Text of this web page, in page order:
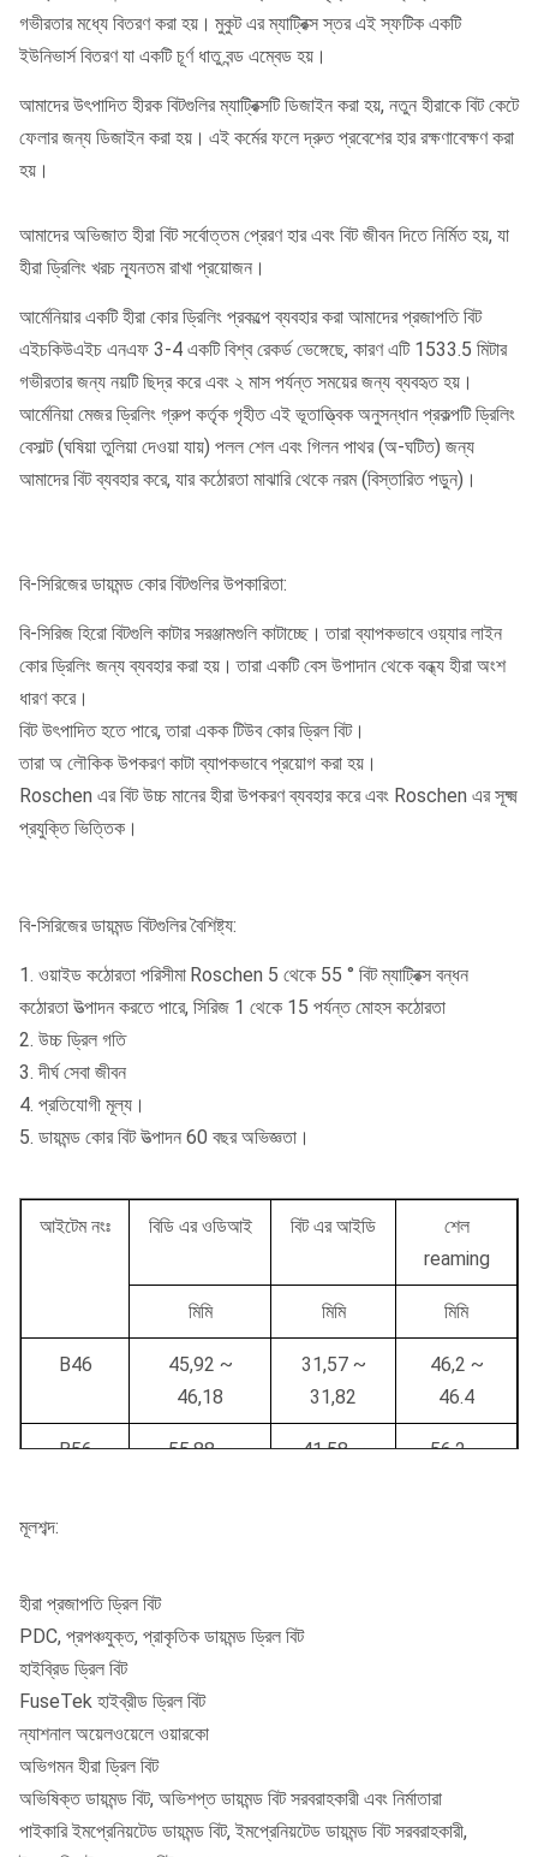
গভীরতার মধ্যে বিতরণ করা হয়। মুকুট এর ম্যাট্রিক্স স্তর এই স্ফটিক একটি
ইউনিভার্স বিতরণ যা একটি চূর্ণ ধাতু বন্ড এম্বেড হয়।
আমাদের উৎপাদিত হীরক বিটগুলির ম্যাট্রিক্সটি ডিজাইন করা হয়, নতুন হীরাকে বিট কেটে
ফেলার জন্য ডিজাইন করা হয়। এই কর্মের ফলে দ্রুত প্রবেশের হার রক্ষণাবেক্ষণ করা
হয়।
আমাদের অভিজাত হীরা বিট সর্বোত্তম প্রেরণ হার এবং বিট জীবন দিতে নির্মিত হয়, যা
হীরা ড্রিলিং খরচ ন্যূনতম রাখা প্রয়োজন।
আর্মেনিয়ার একটি হীরা কোর ড্রিলিং প্রকল্পে ব্যবহার করা আমাদের প্রজাপতি বিট
এইচকিউএইচ এনএফ 3-4 একটি বিশ্ব রেকর্ড ভেঙ্গেছে, কারণ এটি 1533.5 মিটার
গভীরতার জন্য নয়টি ছিদ্র করে এবং ২ মাস পর্যন্ত সময়ের জন্য ব্যবহৃত হয়।
আর্মেনিয়া মেজর ড্রিলিং গ্রুপ কর্তৃক গৃহীত এই ভূতাত্ত্বিক অনুসন্ধান প্রকল্পটি ড্রিলিং
বেসাল্ট (ঘষিয়া তুলিয়া দেওয়া যায়) পলল শেল এবং গিলন পাথর (অ-ঘটিত) জন্য
আমাদের বিট ব্যবহার করে, যার কঠোরতা মাঝারি থেকে নরম (বিস্তারিত পড়ুন)।
বি-সিরিজের ডায়মন্ড কোর বিটগুলির উপকারিতা:
বি-সিরিজ হিরো বিটগুলি কাটার সরঞ্জামগুলি কাটাচ্ছে। তারা ব্যাপকভাবে ওয়্যার লাইন
কোর ড্রিলিং জন্য ব্যবহার করা হয়। তারা একটি বেস উপাদান থেকে বন্ধ্য হীরা অংশ
ধারণ করে।
বিট উৎপাদিত হতে পারে, তারা একক টিউব কোর ড্রিল বিট।
তারা অ লৌকিক উপকরণ কাটা ব্যাপকভাবে প্রয়োগ করা হয়।
Roschen এর বিট উচ্চ মানের হীরা উপকরণ ব্যবহার করে এবং Roschen এর সূক্ষ্ম
প্রযুক্তি ভিত্তিক।
বি-সিরিজের ডায়মন্ড বিটগুলির বৈশিষ্ট্য:
1. ওয়াইড কঠোরতা পরিসীমা Roschen 5 থেকে 55 ° বিট ম্যাট্রিক্স বন্ধন
কঠোরতা উত্পাদন করতে পারে, সিরিজ 1 থেকে 15 পর্যন্ত মোহস কঠোরতা
2. উচ্চ ড্রিল গতি
3. দীর্ঘ সেবা জীবন
4. প্রতিযোগী মূল্য।
5. ডায়মন্ড কোর বিট উত্পাদন 60 বছর অভিজ্ঞতা।
আইটেম নংঃ বিডি এর ওডিআই বিট এর আইডি
শেল
reaming
মিমি মিমি মিমি
B46
45,92 ~
46,18
31,57 ~
31,82
46,2 ~
46.4
B56
55,88 ~
41,58 ~
56.2 ~
B76
B86
85,88 ~
86,13
B101
100,87 ~
101,12
86,57 ~
86,82
101,2 ~
101.5
মূলশব্দ:
হীরা প্রজাপতি ড্রিল বিট
PDC, প্রপঞ্চযুক্ত, প্রাকৃতিক ডায়মন্ড ড্রিল বিট
হাইব্রিড ড্রিল বিট
FuseTek হাইব্রীড ড্রিল বিট
ন্যাশনাল অয়েলওয়েলে ওয়ারকো
অভিগমন হীরা ড্রিল বিট
অভিষিক্ত ডায়মন্ড বিট, অভিশপ্ত ডায়মন্ড বিট সরবরাহকারী এবং নির্মাতারা
পাইকারি ইমপ্রেনিয়টেড ডায়মন্ড বিট, ইমপ্রেনিয়টেড ডায়মন্ড বিট সরবরাহকারী,